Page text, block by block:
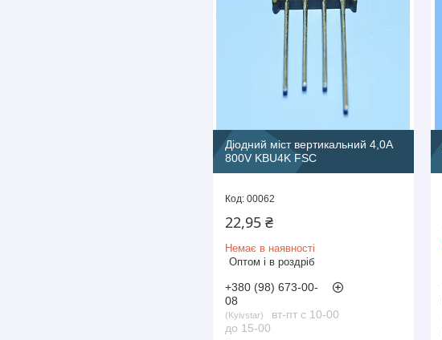
Діодний міст вертикальний 4,0A
800V KBU4K FSC
00062
22,95 ₴
Немає в наявності
Оптом і в роздріб
+380 (98) 673-00-
08
Kyivstar
вт-пт с 10-00
до 15-00